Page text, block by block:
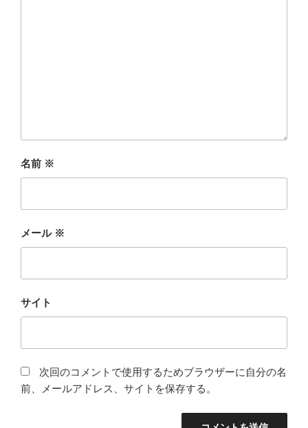
名前 ※
メール ※
サイト
次回のコメントで使用するためブラウザーに自分の名
前、メールアドレス、サイトを保存する。